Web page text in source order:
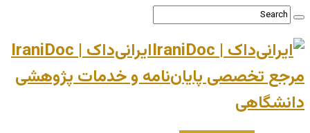
ایرانی‌داک | IraniDoc
مرجع تخصصی پایان‌نامه و خدمات پژوهشی
دانشگاهی